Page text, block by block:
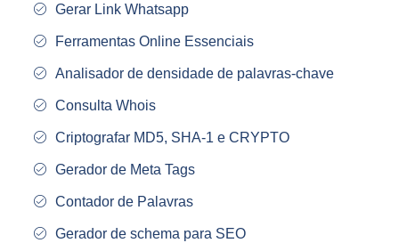
Gerar Link Whatsapp
Ferramentas Online Essenciais
Analisador de densidade de palavras-chave
Consulta Whois
Criptografar MD5, SHA-1 e CRYPTO
Gerador de Meta Tags
Contador de Palavras
Gerador de schema para SEO